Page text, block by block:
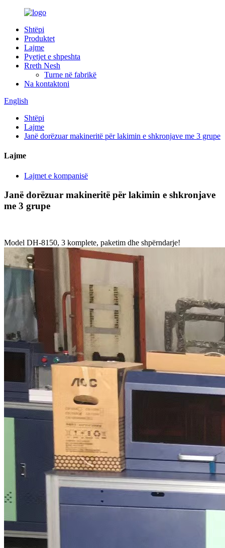
Shtëpi
Produktet
Lajme
Pyetjet e shpeshta
Rreth Nesh
Turne në fabrikë
Na kontaktoni
English
Shtëpi
Lajme
Janë dorëzuar makineritë për lakimin e shkronjave me 3 grupe
Lajme
Lajmet e kompanisë
Janë dorëzuar makineritë për lakimin e shkronjave
me 3 grupe
Model DH-8150, 3 komplete, paketim dhe shpërndarje!